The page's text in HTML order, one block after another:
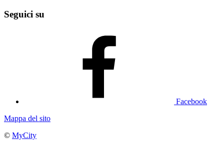
Seguici su
Facebook
Mappa del sito
© MyCity